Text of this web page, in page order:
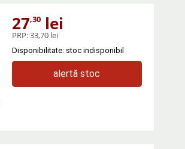
27,30lei
PRP:33,70 lei
Disponibilitate: stoc indisponibil
alertă stoc